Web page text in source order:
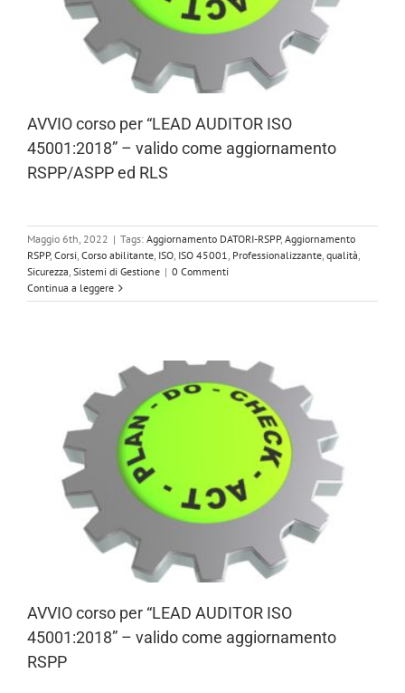
AVVIO corso per “LEAD AUDITOR ISO
45001:2018” – valido come aggiornamento
RSPP/ASPP ed RLS
Maggio 6th, 2022 | Tags: Aggiornamento DATORI-RSPP, Aggiornamento
RSPP, Corsi, Corso abilitante, ISO, ISO 45001, Professionalizzante, qualità,
Sicurezza, Sistemi di Gestione | 0 Commenti
Continua a leggere
AVVIO corso per “LEAD AUDITOR ISO
45001:2018” – valido come aggiornamento
RSPP